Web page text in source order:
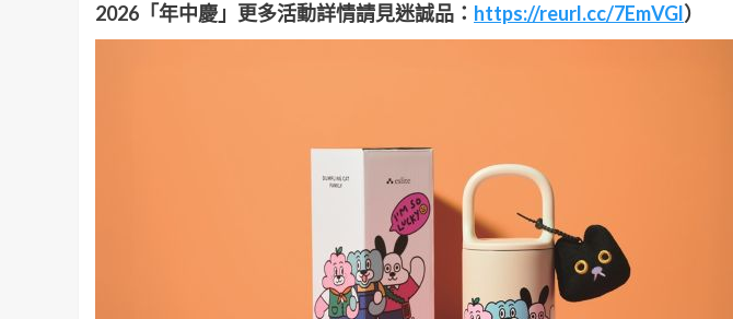
2026「年中慶」更多活動詳情請見迷誠品： https://reurl.cc/7EmVGl）